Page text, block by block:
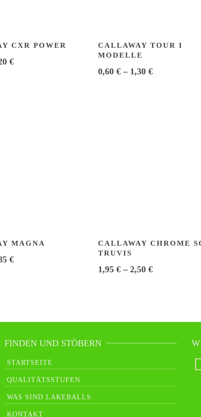
CXR POWER
€
CALLAWAY TOUR I
MODELLE
0,60 € – 1,30 €
MAGNA
€
CALLAWAY CHROME
TRUVIS
1,95 € – 2,50 €
FINDEN UND STÖBERN
STARTSEITE
QUALITÄTSSTUFEN
WAS SIND LAKEBALLS
KONTAKT